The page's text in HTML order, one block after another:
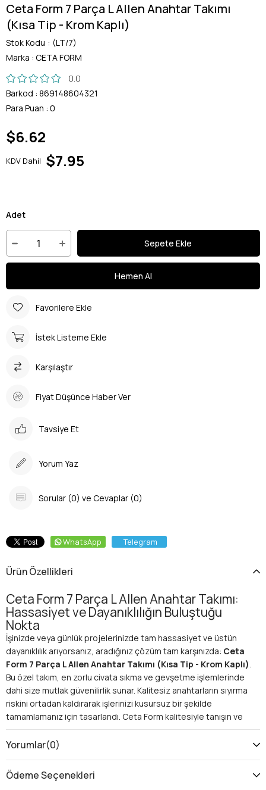
Ceta Form 7 Parça L Allen Anahtar Takımı
(Kısa Tip - Krom Kaplı)
Stok Kodu
(LT/7)
Marka : CETA FORM
0.0
Barkod : 869148604321
Para Puan : 0
$6.62
KDV Dahil $7.95
Adet
Favorilere Ekle
İstek Listeme Ekle
Karşılaştır
Fiyat Düşünce Haber Ver
Tavsiye Et
Yorum Yaz
Sorular (0) ve Cevaplar (0)
WhatsApp Telegram
Ürün Özellikleri
Ceta Form 7 Parça L Allen Anahtar Takımı:
Hassasiyet ve Dayanıklılığın Buluştuğu
Nokta
İşinizde veya günlük projelerinizde tam hassasiyet ve üstün
dayanıklılık arıyorsanız, aradığınız çözüm tam karşınızda: Ceta
Form 7 Parça L Allen Anahtar Takımı (Kısa Tip - Krom Kaplı).
Bu özel takım, en zorlu civata sıkma ve gevşetme işlemlerinde
dahi size mutlak güvenilirlik sunar. Kalitesiz anahtarların sıyırma
riskini ortadan kaldırarak işlerinizi kusursuz bir şekilde
tamamlamanız için tasarlandı. Ceta Form kalitesiyle tanışın ve
alet çantanızdaki farkı hissedin!
Neden Ceta Form L Allen Anahtar Takımı? Kullanım
Ceta Form'un bu özel L allen anahtar takımı, hem
profesyonellerin hem de hobi kullanıcılarının vazgeçilmezi
Yorumlar(0)
Ödeme Seçenekleri